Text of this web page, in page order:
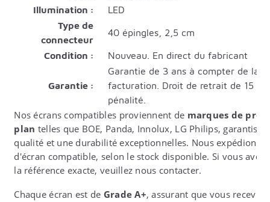
Illumination :
LED
Type de
connecteur
40 épingles, 2,5 cm
Condition : Nouveau. En direct du fabricant
Garantie :
Garantie de 3 ans à compter de la
facturation. Droit de retrait de 15
pénalité.
Nos écrans compatibles proviennent de marques de
plan telles que BOE, Panda, Innolux, LG Philips,
qualité et une durabilité exceptionnelles. Nous expédions
d'écran compatible, selon le stock disponible. Si vous avez
la référence exacte, veuillez nous contacter.
Chaque écran est de Grade A+, assurant que vous